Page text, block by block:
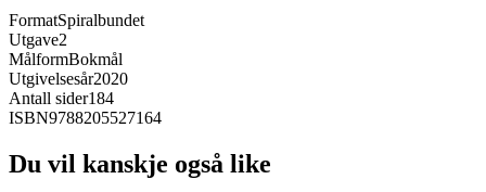
FormatSpiralbundet
Utgave2
MålformBokmål
Utgivelsesår2020
Antall sider184
ISBN9788205527164
Du vil kanskje også like